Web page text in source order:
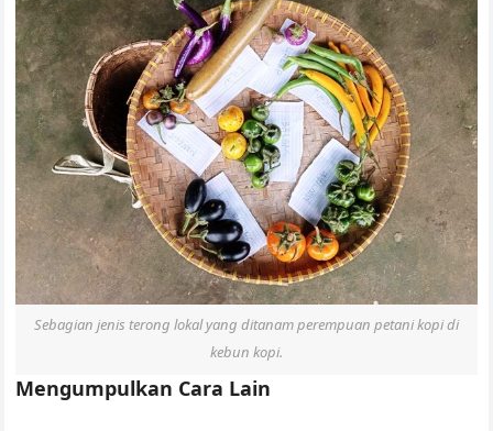
Sebagian jenis terong lokal yang ditanam perempuan petani kopi di
kebun kopi.
Mengumpulkan Cara Lain